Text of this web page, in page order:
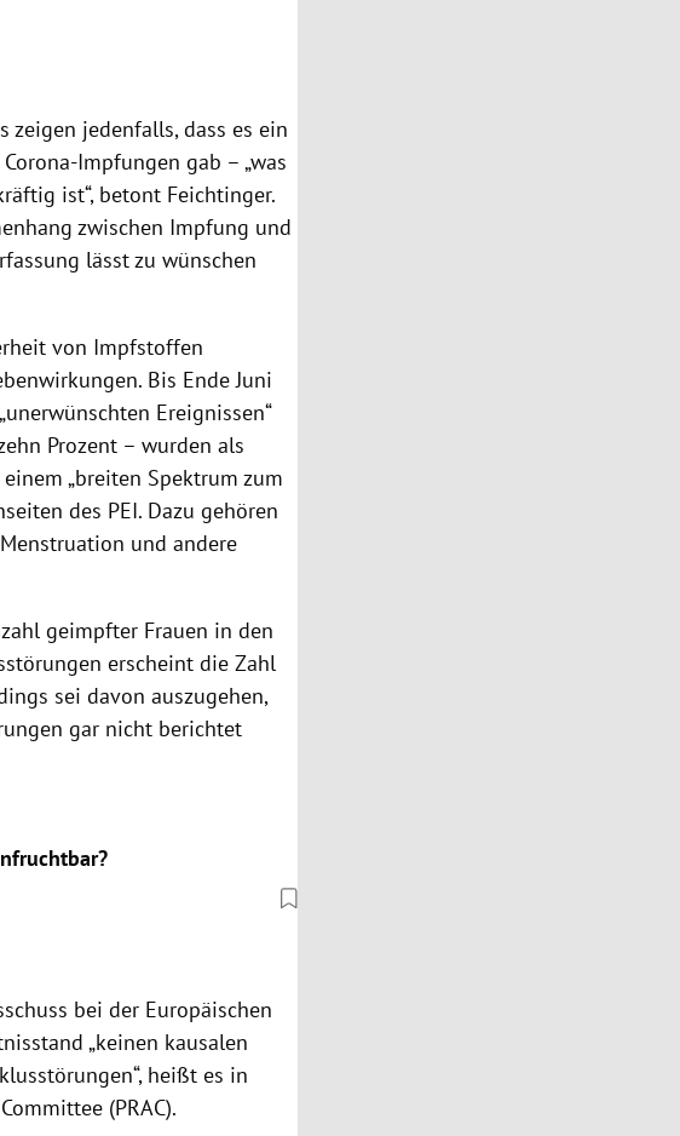
zeigen jedenfalls, dass es ein
Impfungen gab – „was
ist“, betont Feichtinger.
zwischen Impfung und
lässt zu wünschen
von Impfstoffen
Bis Ende Juni
Ereignissen“
Prozent – wurden als
„breiten Spektrum zum
des PEI. Dazu gehören
und andere
geimpfter Frauen in den
erscheint die Zahl
sei davon auszugehen,
gar nicht berichtet
bei der Europäischen
„keinen kausalen
heißt es in
(PRAC).